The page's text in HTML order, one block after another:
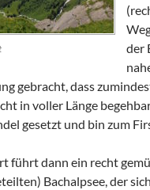
der
gebracht, dass
in voller Länge
gesetzt und bin zum
führt dann ein recht
Bachalpsee, der